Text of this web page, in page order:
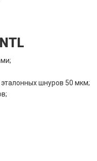
шнуров 50 мкм;